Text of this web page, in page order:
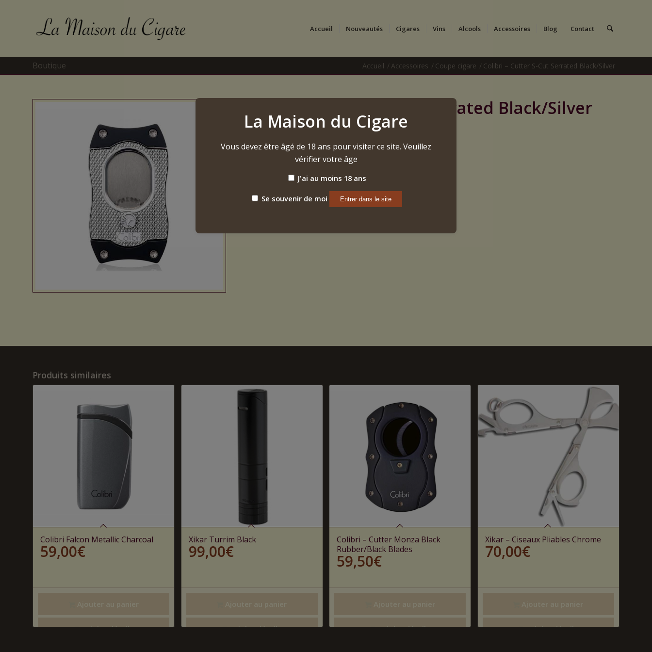
Accueil Nouveautés Cigares Vins Alcools Accessoires Blog Contact
Boutique Accueil /Accessoires / Coupe cigare / Colibri – Cutter S-Cut Serrated Black/Silver
Colibri – Cutter S-Cut Serrated Black/Silver
58,50€
Produits similaires
Colibri Falcon Metallic Charcoal
59,00€
Voir les détails
Xikar Turrim Black
99,00€
Voir les détails
Colibri – Cutter Monza Black
Rubber/Black Blades
59,50€
Voir les détails
Xikar – Ciseaux Pliables Chrome
70,00€
Voir les détails
La Maison du Cigare
Vous devez être âgé de 18 ans pour visiter ce site. Veuillez
vérifier votre âge
J'ai au moins 18 ans
Se souvenir de moi